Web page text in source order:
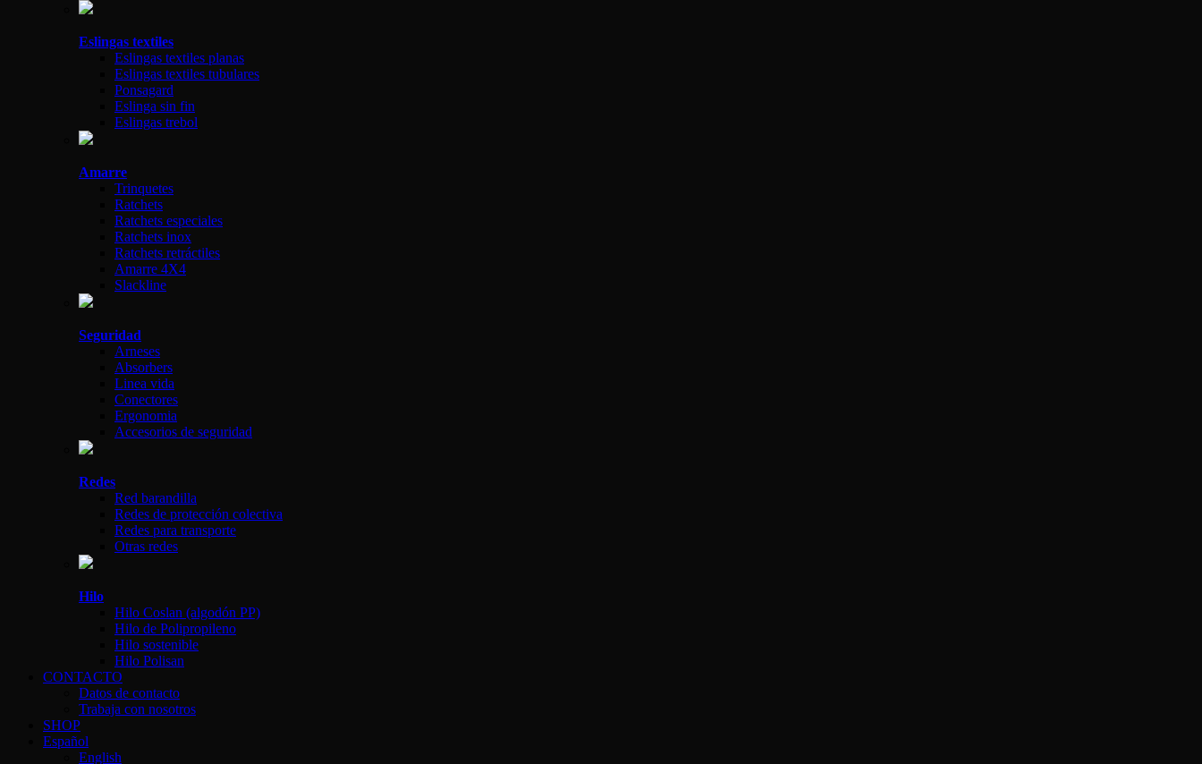
Eslingas textiles
Eslingas textiles planas
Eslingas textiles tubulares
Ponsagard
Eslinga sin fin
Eslingas trebol
Amarre
Trinquetes
Ratchets
Ratchets especiales
Ratchets inox
Ratchets retráctiles
Amarre 4X4
Slackline
Seguridad
Arneses
Absorbers
Linea vida
Conectores
Ergonomia
Accesorios de seguridad
Redes
Red barandilla
Redes de protección colectiva
Redes para transporte
Otras redes
Hilo
Hilo Coslan (algodón PP)
Hilo de Polipropileno
Hilo sostenible
Hilo Polisan
CONTACTO
Datos de contacto
Trabaja con nosotros
SHOP
Español
English